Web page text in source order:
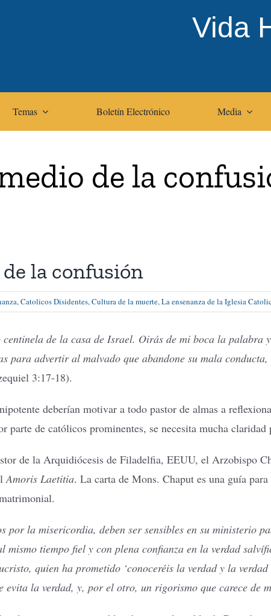
Vida
Temas Boletín Electrónico Media
de la
la confusión
,Catolicos Disidentes,Cultura de la muerte,La ensenanza de la Iglesia
centinela de la casa de Israel. Oirás de mi boca la
para advertir al malvado que abandone su mala
3:17-18).
deberían motivar a todo pastor de almas a
parte de católicos prominentes, se necesita mucha claridad
de la Arquidiócesis de Filadelfia, EEUU, el Arzobispo
Amoris Laetitia. La carta de Mons. Chaput es una guía
por la misericordia, deben ser sensibles en su ministerio
mismo tiempo fiel y con plena confianza en la verdad
quien ha prometido ‘conoceréis la verdad y la
la verdad, y, por el otro, un rigorismo que carece de